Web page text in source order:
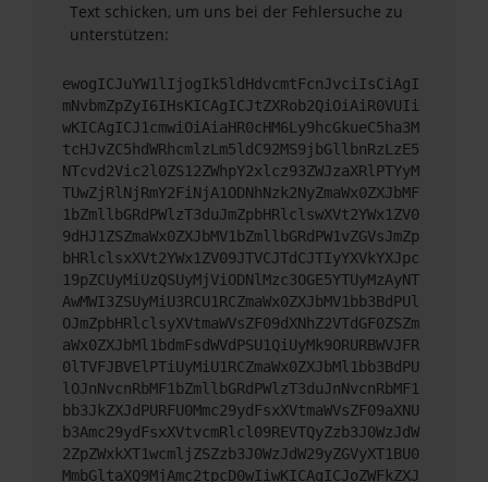
Text schicken, um uns bei der Fehlersuche zu
unterstützen:
ewogICJuYW1lIjogIk5ldHdvcmtFcnJvciIsCiAgI
mNvbmZpZyI6IHsKICAgICJtZXRob2QiOiAiR0VUIi
wKICAgICJ1cmwiOiAiaHR0cHM6Ly9hcGkueC5ha3M
tcHJvZC5hdWRhcmlzLm5ldC92MS9jbGllbnRzLzE5
NTcvd2Vic2l0ZS12ZWhpY2xlcz93ZWJzaXRlPTYyM
TUwZjRlNjRmY2FiNjA1ODNhNzk2NyZmaWx0ZXJbMF
1bZmllbGRdPWlzT3duJmZpbHRlclswXVt2YWx1ZV0
9dHJ1ZSZmaWx0ZXJbMV1bZmllbGRdPW1vZGVsJmZp
bHRlclsxXVt2YWx1ZV09JTVCJTdCJTIyYXVkYXJpc
19pZCUyMiUzQSUyMjViODNlMzc3OGE5YTUyMzAyNT
AwMWI3ZSUyMiU3RCU1RCZmaWx0ZXJbMV1bb3BdPUl
OJmZpbHRlclsyXVtmaWVsZF09dXNhZ2VTdGF0ZSZm
aWx0ZXJbMl1bdmFsdWVdPSU1QiUyMk9ORURBWVJFR
0lTVFJBVElPTiUyMiU1RCZmaWx0ZXJbMl1bb3BdPU
lOJnNvcnRbMF1bZmllbGRdPWlzT3duJnNvcnRbMF1
bb3JkZXJdPURFU0Mmc29ydFsxXVtmaWVsZF09aXNU
b3Amc29ydFsxXVtvcmRlcl09REVTQyZzb3J0WzJdW
2ZpZWxkXT1wcmljZSZzb3J0WzJdW29yZGVyXT1BU0
MmbGltaXQ9MjAmc2tpcD0wIiwKICAgICJoZWFkZXJ